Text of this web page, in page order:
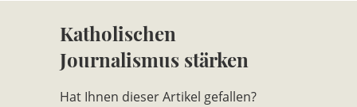
Katholischen
Journalismus stärken
Hat Ihnen dieser Artikel gefallen?